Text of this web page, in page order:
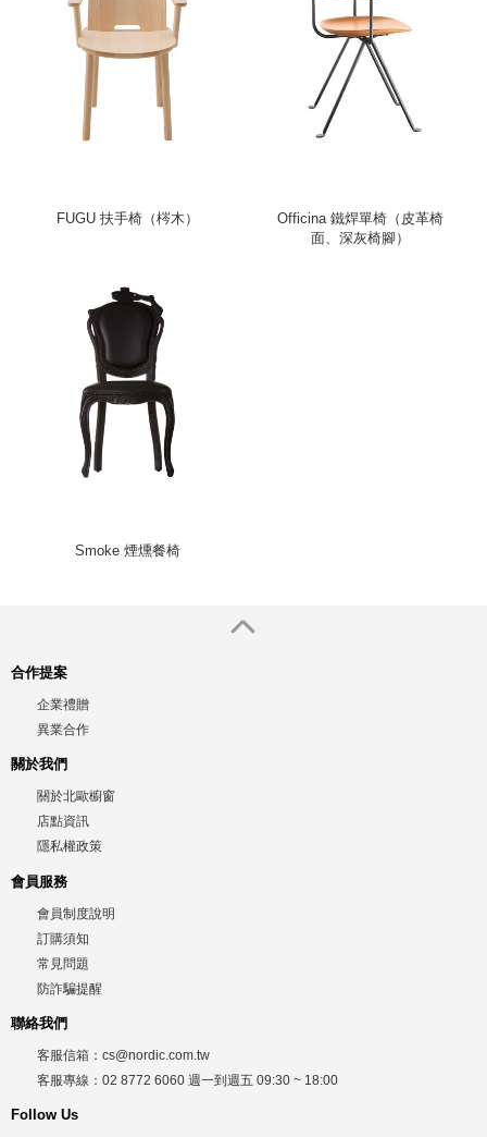
FUGU 扶手椅（梣木）
Officina 鐵焊單椅（皮革椅
面、深灰椅腳）
Smoke 煙燻餐椅
合作提案
企業禮贈
異業合作
關於我們
關於北歐櫥窗
店點資訊
隱私權政策
會員服務
會員制度說明
訂購須知
常見問題
防詐騙提醒
聯絡我們
客服信箱： cs@nordic.com.tw
客服專線： 02 8772 6060 週一到週五 09:30 ~ 18:00
Follow Us